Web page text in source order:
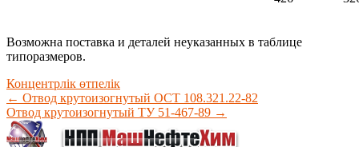
Возможна поставка и деталей неуказанных в таблице
типоразмеров.
Концентрлік өтпелік
← Отвод крутоизогнутый ОСТ 108.321.22-82
Отвод крутоизогнутый ТУ 51-467-89 →